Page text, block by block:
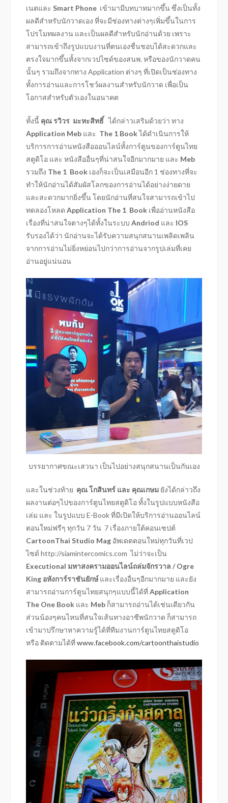
เนตและ Smart Phone เข้ามามีบทบาทมากขึ้น ซึ่งเป็นทั้ง
ผลดีสำหรับนักวาดเอง ที่จะมีช่องทางต่างๆเพิ่มขึ้นในการ
โปรโมทผลงาน และเป็นผลดีสำหรับนักอ่านด้วย เพราะ
สามารถเข้าถึงรูปแบบงานที่ตนเองชื่นชอบได้สะดวกและ
ตรงใจมากขึ้นทั้งจากเวปไซด์ของสนพ. หรือของนักวาดคน
นั้นๆ รวมถึงจากทาง Application ต่างๆ ที่เปิดเป็นช่องทาง
ทั้งการอ่านและการโชว์ผลงานสำหรับนักวาด เพื่อเป็น
โอกาสสำหรับตัวเองในอนาคต
ทั้งนี้ คุณ รวิวร มะหะสิทธิ์ ได้กล่าวเสริมด้วยว่า ทาง
Application Meb และ The 1 Bookได้ดำเนินการให้
บริการการอ่านหนังสือออนไลน์ทั้งการ์ตูนของการ์ตูนไทย
สตูดิโอ และ หนังสืออื่นๆที่น่าสนใจอีกมากมาย และ Meb
รวมถึง The 1 Book เองก็จะเป็นเสมือนอีก 1 ช่องทางที่จะ
ทำให้นักอ่านได้สัมผัสโลกของการอ่านได้อย่างง่ายดาย
และสะดวกมากยิ่งขึ้น โดยนักอ่านที่สนใจสามารถเข้าไป
ทดลองโหลด Application The 1 Book เพื่ออ่านหนังสือ
เรื่องที่น่าสนใจตางๆได้ทั้งในระบบ Andriod และ IOS
รับรองได้ว่า นักอ่านจะได้รับความสนุกสนานเพลิดเพลิน
จากการอ่านไม่ยิ่งหย่อนไปกว่าการอ่านจากรูปเล่มที่เคย
อ่านอยู่แน่นอน
บรรยากาศขณะเสวนา เป็นไปอย่างสนุกสนานเป็นกันเอง
และในช่วงท้าย คุณ โกสินทร์ และ คุณเกษม ยังได้กล่าวถึง
ผลงานต่อๆไปของการ์ตูนไทยสตูดิโอ ทั้งในรูปแบบหนังสือ
เล่ม และ ในรูปแบบ E-Book ที่มีเปิดให้บริการอ่านออนไลน์
ตอนใหม่ฟรีๆ ทุกวัน 7 วัน 7 เรื่องภายใต้คอนเซปต์
CartoonThai Studio Mag อัพเดตตอนใหม่ทุกวันที่เวป
ไซด์ http://siamintercomics.com ไม่ว่าจะเป็น
Executional มหาสงครามออนไลน์ถล่มจักรวาล / Ogre
King อหังการ์ราชันยักษ์และเรื่องอื่นๆอีกมากมาย และยัง
สามารถอ่านการ์ตูนไทยสนุกๆแบบนี้ได้ที่Application
The One Book และ Meb ก็สามารถอ่านได้เช่นเดียวกัน
ส่วนน้องๆคนไหนที่สนใจเส้นทางอาชีพนักวาด ก็สามารถ
เข้ามาปรึกษาหาความรู้ได้ที่ทีมงานการ์ตูนไทยสตูดิโอ
หรือ ติดตามได้ที่www.facebook.com/cartoonthaistudio